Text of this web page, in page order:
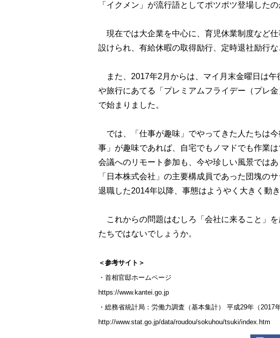
「イクメン」が流行語としてポツポツ登場した
現在では大企業を中心に、育児休業制度など
設けられ、有給休暇の取得励行、定時退社励行
また、2017年2月からは、マイ月末金曜日は午
や旅行にあてる「プレミアムフライデー（プレ
で始まりました。
では、「仕事が趣味」でやってきた人たちは
事」が趣味であれば、自宅でもノマドでも作業
会議へのリモート参加も、今や珍しい風景では
「日本株式会社」の主要構成員であった団塊の
退職した2014年以降、事態はようやく大きく動き
これからの問題はむしろ「会社に来ること」
たちではないでしょうか。
＜参考サイト＞
・首相官邸ホームページ
https://www.kantei.go.jp
・総務省統計局：労働力調査（基本集計） 平成29年（2017
http://www.stat.go.jp/data/roudou/sokuhou/tsuki/index.htm